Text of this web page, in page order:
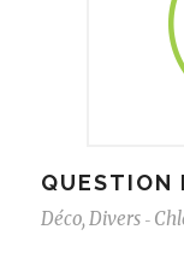
QUESTION
Déco, Divers -